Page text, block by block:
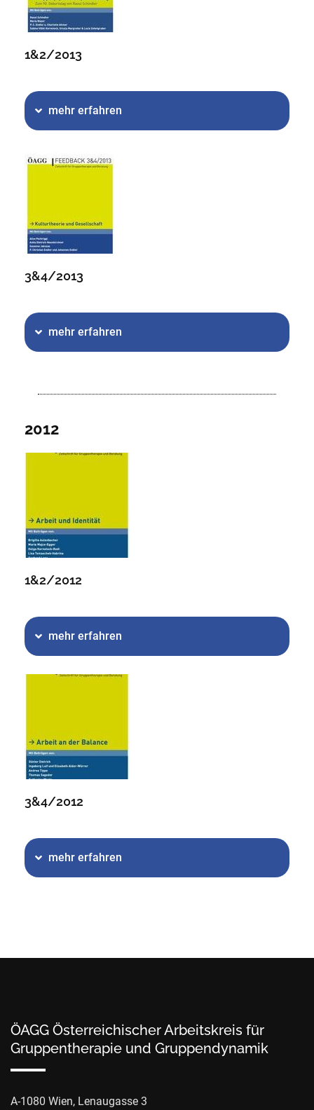
1&2/2013
mehr erfahren
3&4/2013
mehr erfahren
2012
1&2/2012
mehr erfahren
3&4/2012
mehr erfahren
ÖAGG Österreichischer Arbeitskreis für
Gruppentherapie und Gruppendynamik
A-1080 Wien, Lenaugasse 3